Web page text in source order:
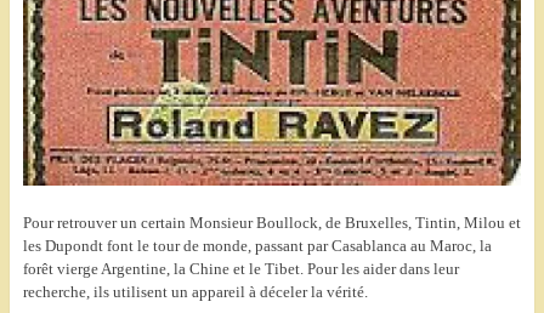
Pour retrouver un certain Monsieur Boullock, de Bruxelles, Tintin, Milou et
les Dupondt font le tour de monde, passant par Casablanca au Maroc, la
forêt vierge Argentine, la Chine et le Tibet. Pour les aider dans leur
recherche, ils utilisent un appareil à déceler la vérité.